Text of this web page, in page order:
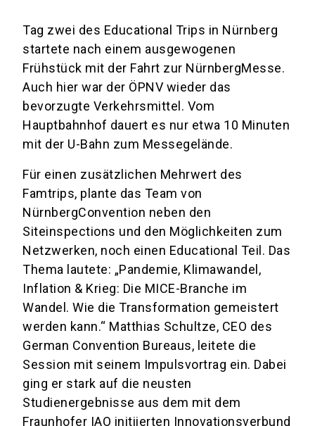
Tag zwei des Educational Trips in Nürnberg
startete nach einem ausgewogenen
Frühstück mit der Fahrt zur NürnbergMesse.
Auch hier war der ÖPNV wieder das
bevorzugte Verkehrsmittel. Vom
Hauptbahnhof dauert es nur etwa 10 Minuten
mit der U-Bahn zum Messegelände.
Für einen zusätzlichen Mehrwert des
Famtrips, plante das Team von
NürnbergConvention neben den
Siteinspections und den Möglichkeiten zum
Netzwerken, noch einen Educational Teil. Das
Thema lautete: „Pandemie, Klimawandel,
Inflation & Krieg: Die MICE-Branche im
Wandel. Wie die Transformation gemeistert
werden kann.“ Matthias Schultze, CEO des
German Convention Bureaus, leitete die
Session mit seinem Impulsvortrag ein. Dabei
ging er stark auf die neusten
Studienergebnisse aus dem mit dem
Fraunhofer IAO initiierten Innovationsverbund